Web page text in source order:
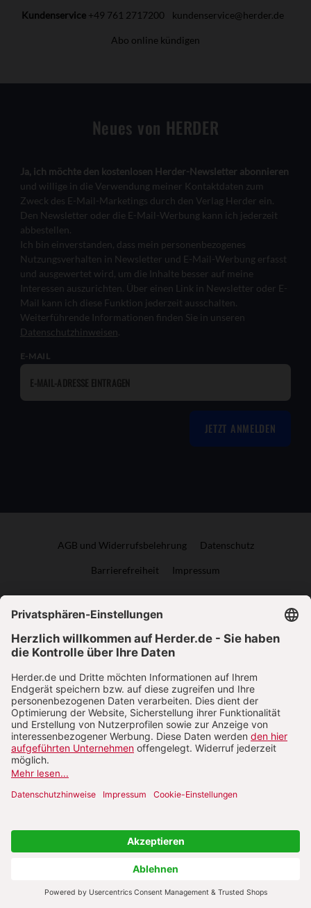
Kundenservice +49 761 2717200 kundenservice@herder.de
Abo online kündigen
Neues von HERDER
Ja, ich möchte den kostenlosen Herder-Newsletter abonnieren
und willige in die Verwendung meiner Kontaktdaten zum
Zweck des E-Mail-Marketings durch den Verlag Herder ein.
Den Newsletter oder die E-Mail-Werbung kann ich jederzeit
abbestellen.
Ich bin einverstanden, dass mein personenbezogenes
Nutzungsverhalten in Newsletter und E-Mail-Werbung erfasst
und ausgewertet wird, um die Inhalte besser auf meine
Interessen auszurichten. Über einen Link in Newsletter oder E-
Mail kann ich diese Funktion jederzeit ausschalten.
Weiterführende Informationen finden Sie in unseren
Datenschutzhinweisen
E-MAIL
JETZT ANMELDEN
AGB und Widerrufsbelehrung Datenschutz
Barrierefreiheit Impressum
VERTRAG WIDERRUFEN